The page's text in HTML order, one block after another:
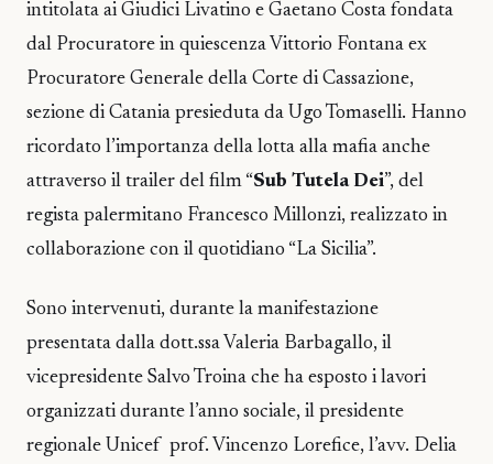
intitolata ai Giudici Livatino e Gaetano Costa fondata
dal Procuratore in quiescenza Vittorio Fontana ex
Procuratore Generale della Corte di Cassazione,
sezione di Catania presieduta da Ugo Tomaselli. Hanno
ricordato l’importanza della lotta alla mafia anche
attraverso il trailer del film “Sub Tutela Dei”, del
regista palermitano Francesco Millonzi, realizzato in
collaborazione con il quotidiano “La Sicilia”.
Sono intervenuti, durante la manifestazione
presentata dalla dott.ssa Valeria Barbagallo, il
vicepresidente Salvo Troina che ha esposto i lavori
organizzati durante l’anno sociale, il presidente
regionale Unicef prof. Vincenzo Lorefice, l’avv. Delia